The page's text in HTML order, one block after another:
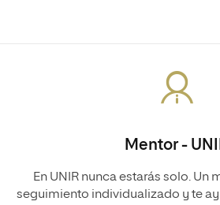
Mentor -
En UNIR nunca estarás solo. Un
seguimiento individualizado y te